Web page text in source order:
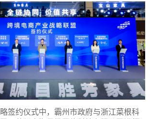
签约仪式中，霸州市政府与浙江菜根科